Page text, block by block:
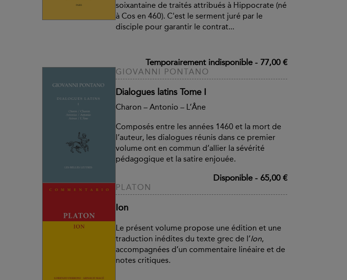
soixantaine de traités attribués à Hippocrate (né
à Cos en 460). C'est le serment juré par le
disciple pour garantir le contrat...
Temporairement indisponible- 77,00 €
GIOVANNI PONTANO
Dialogues latins Tome I
Charon – Antonio – L’Âne
Composés entre les années 1460 et la mort de
l’auteur, les dialogues réunis dans ce premier
volume ont en commun d’allier la sévérité
pédagogique et la satire enjouée.
Disponible- 65,00 €
PLATON
Ion
Le présent volume propose une édition et une
traduction inédites du texte grec de l’Ion,
accompagnées d’un commentaire linéaire et de
notes critiques.